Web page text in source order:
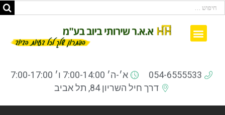
054-6555533
א׳-ה׳ 7:00-14:00 ו׳ 7:00-17:00
דרך חיל השריון 84, תל אביב